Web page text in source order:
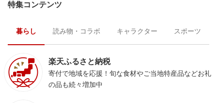
特集コンテンツ
暮らし 読み物・コラボ キャラクター スポーツ
楽天ふるさと納税
寄付で地域を応援！旬な食材やご当地特産品などお礼
の品も続々増加中